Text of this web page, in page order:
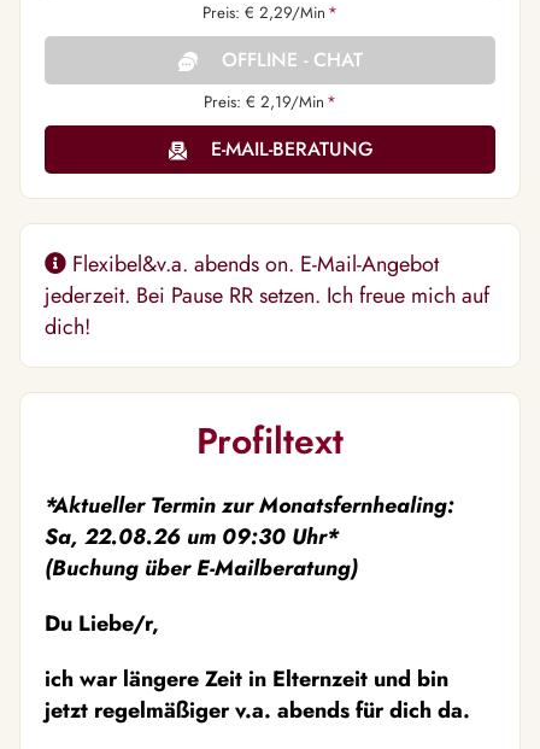
Preis: € 2,29/Min *
OFFLINE - CHAT
Preis: € 2,19/Min *
E-MAIL-BERATUNG
Flexibel&v.a. abends on. E-Mail-Angebot
jederzeit. Bei Pause RR setzen. Ich freue mich auf
dich!
Profiltext
*Aktueller Termin zur Monatsfernhealing:
Sa, 22.08.26 um 09:30 Uhr*
(Buchung über E-Mailberatung)
Du Liebe/r,
ich war längere Zeit in Elternzeit und bin
jetzt regelmäßiger v.a. abends für dich da.